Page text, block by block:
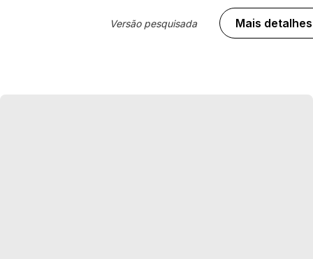
Versão pesquisada Mais detalhes